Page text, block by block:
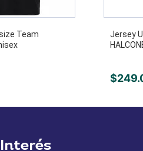
Team
Jersey
$249.